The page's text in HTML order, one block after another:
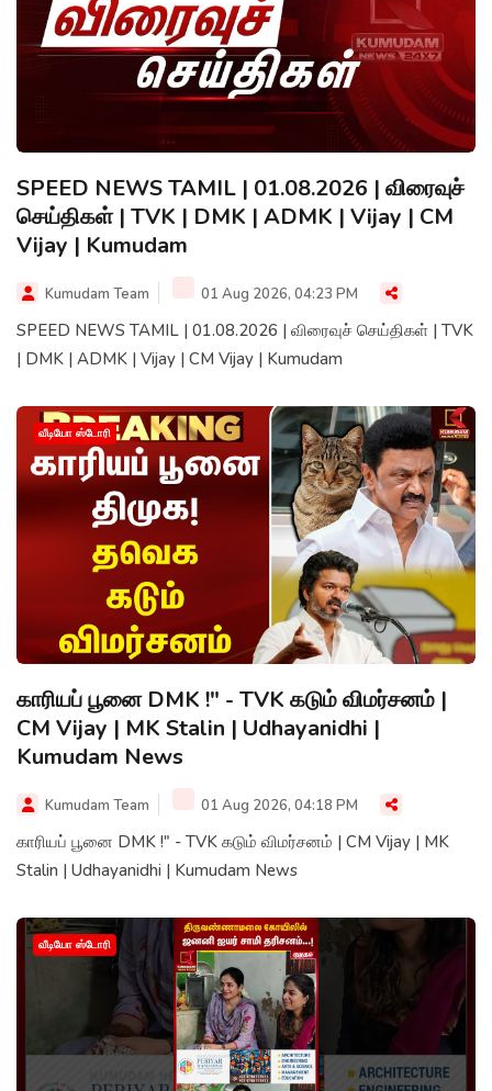
SPEED NEWS TAMIL | 01.08.2026 | விரைவுச்
செய்திகள் | TVK | DMK | ADMK | Vijay | CM
Vijay | Kumudam
Kumudam Team 01 Aug 2026, 04:23 PM
SPEED NEWS TAMIL | 01.08.2026 | விரைவுச் செய்திகள் | TVK
| DMK | ADMK | Vijay | CM Vijay | Kumudam
வீடியோ ஸ்டோரி
காரியப் பூனை DMK !" - TVK கடும் விமர்சனம் |
CM Vijay | MK Stalin | Udhayanidhi |
Kumudam News
Kumudam Team 01 Aug 2026, 04:18 PM
காரியப் பூனை DMK !" - TVK கடும் விமர்சனம் | CM Vijay | MK
Stalin | Udhayanidhi | Kumudam News
வீடியோ ஸ்டோரி